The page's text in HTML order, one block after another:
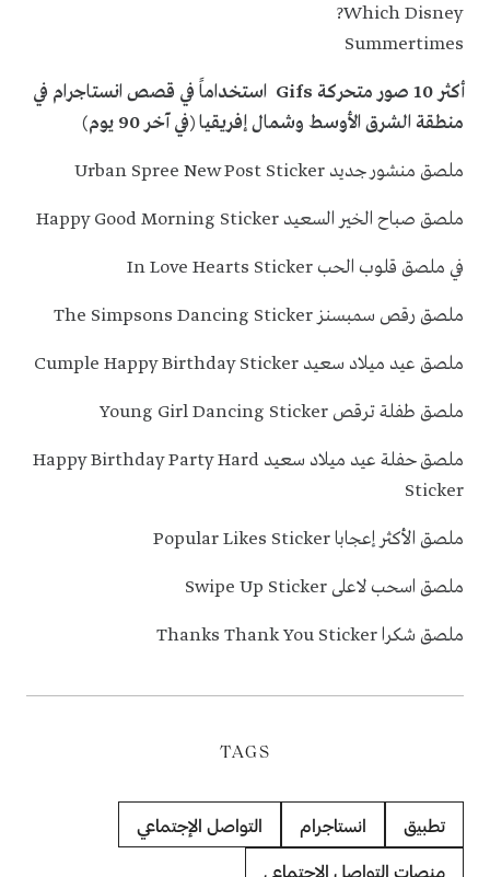
Which Disney?
Summertimes
أكثر 10 صور متحركة Gifs استخداماً في قصص انستاجرام في
منطقة الشرق الأوسط وشمال إفريقيا (في آخر 90 يوم)
ملصق منشور جديد Urban Spree New Post Sticker
ملصق صباح الخير السعيد Happy Good Morning Sticker
في ملصق قلوب الحب In Love Hearts Sticker
ملصق رقص سمبسنز The Simpsons Dancing Sticker
ملصق عيد ميلاد سعيد Cumple Happy Birthday Sticker
ملصق طفلة ترقص Young Girl Dancing Sticker
ملصق حفلة عيد ميلاد سعيد Happy Birthday Party Hard
Sticker
ملصق الأكثر إعجابا Popular Likes Sticker
ملصق اسحب لاعلى Swipe Up Sticker
ملصق شكرا Thanks Thank You Sticker
TAGS
تطبيق انستاجرام التواصل الإجتماعي
منصات التواصل الاجتماعي